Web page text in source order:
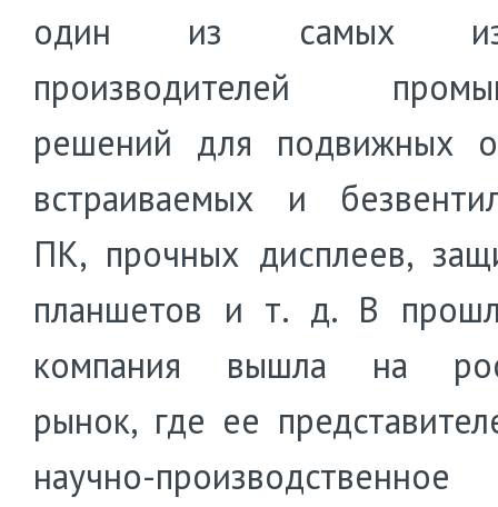
один из самых
производителей
решений для подвижных
встраиваемых и
ПК, прочных дисплеев,
планшетов и т. д. В
компания вышла на
рынок, где ее
научно-производственное